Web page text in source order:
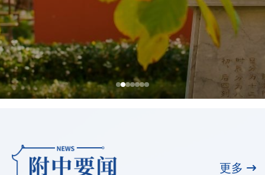
更多
全国展演一等奖，天河合唱团再创佳绩
2026/07/31